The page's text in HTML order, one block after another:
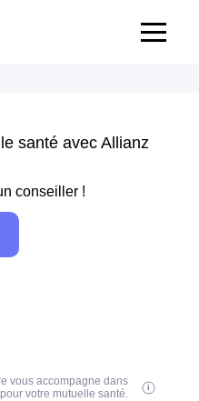
santé avec Allianz
conseiller !
vous accompagne dans
votre mutuelle santé.